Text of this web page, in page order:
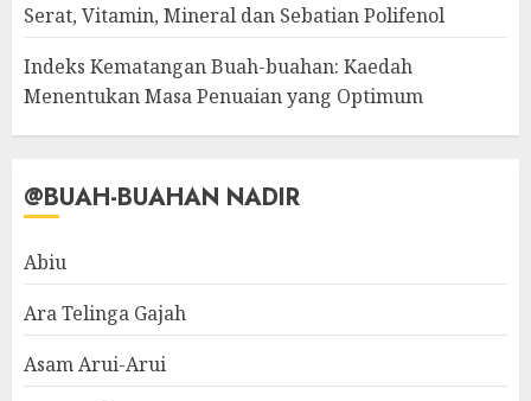
Serat, Vitamin, Mineral dan Sebatian Polifenol
Indeks Kematangan Buah-buahan: Kaedah
Menentukan Masa Penuaian yang Optimum
@BUAH-BUAHAN NADIR
Abiu
Ara Telinga Gajah
Asam Arui-Arui